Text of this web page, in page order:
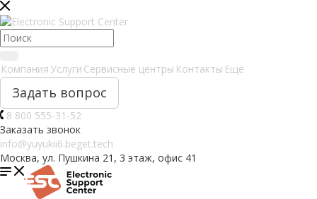
Компания Услуги Сервисные центры Контакты Ещё
Задать вопрос
8 800 555-31-52
Заказать звонок
info@yuyukii6.beget.tech
Москва, ул. Пушкина 21, 3 этаж, офис 41